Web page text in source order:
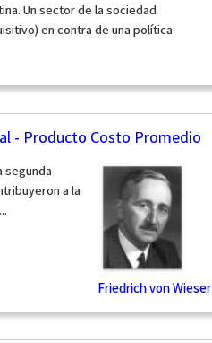
Un sector de la sociedad
en contra de una política
- Producto Costo Promedio
Friedrich von Wieser
segunda
a la